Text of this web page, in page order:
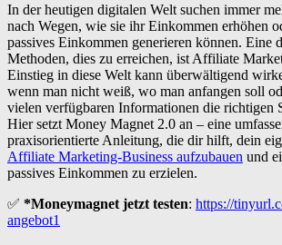
In der heutigen digitalen Welt suchen immer
nach Wegen, wie sie ihr Einkommen erhöhen
passives Einkommen generieren können. Eine
Methoden, dies zu erreichen, ist Affiliate
Einstieg in diese Welt kann überwältigend
wenn man nicht weiß, wo man anfangen soll
vielen verfügbaren Informationen die richtigen
Hier setzt Money Magnet 2.0 an – eine
praxisorientierte Anleitung, die dir hilft, dein
Affiliate Marketing-Business aufzubauen und
passives Einkommen zu erzielen.
✅ *Moneymagnet jetzt testen: https://
angebot1